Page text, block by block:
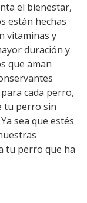
el bienestar,
están hechas
vitaminas y
duración y
que aman
cada perro,
tu perro sin
sea que estés
tu perro que ha